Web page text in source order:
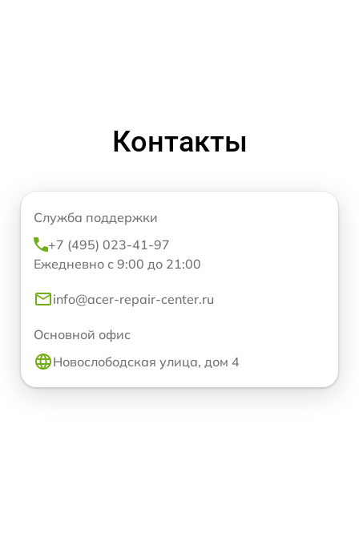
Контакты
Служба поддержки
+7 (495) 023-41-97
Ежедневно с 9:00 до 21:00
info@acer-repair-center.ru
Основной офис
Новослободская улица, дом 4